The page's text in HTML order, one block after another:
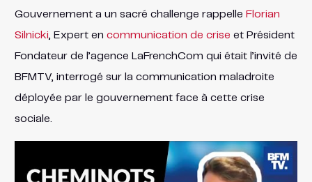
Gouvernement a un sacré challenge rappelle Florian
Silnicki , Expert en communication de crise et Président
Fondateur de l’agence LaFrenchCom qui était l’invité de
BFMTV, interrogé sur la communication maladroite
déployée par le gouvernement face à cette crise
sociale.